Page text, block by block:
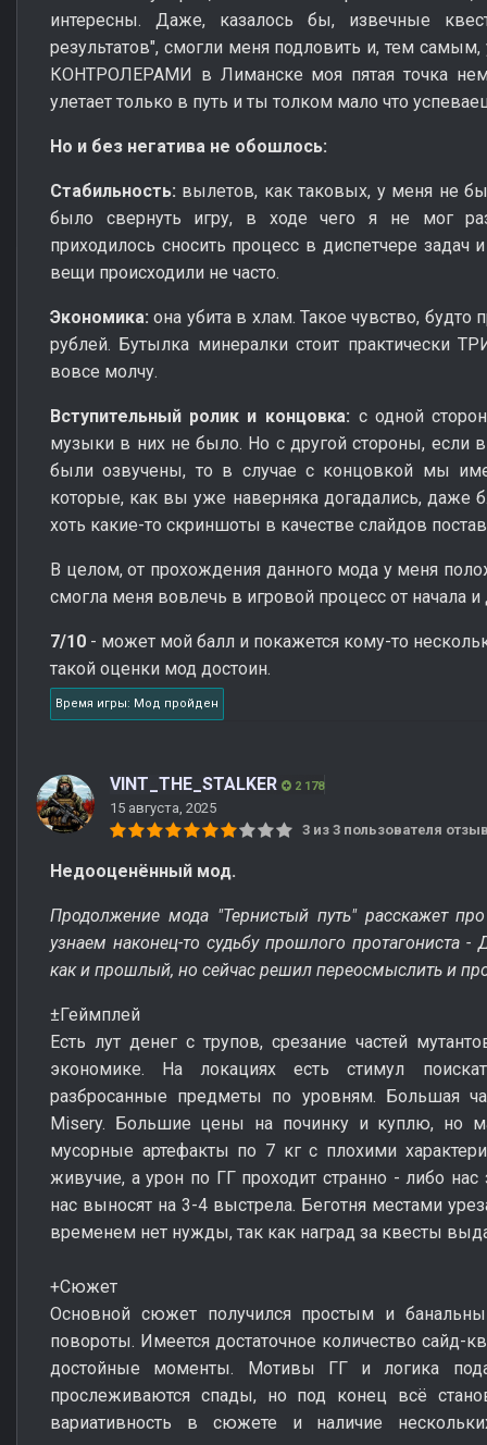
интересны. Даже, казалось бы, извечные
результатов", смогли меня подловить и, тем
КОНТРОЛЕРАМИ в Лиманске моя пятая точка
улетает только в путь и ты толком мало что
Но и без негатива не обошлось:
Стабильность: вылетов, как таковых, у меня не
было свернуть игру, в ходе чего я не мог
приходилось сносить процесс в диспетчере задач
вещи происходили не часто.
Экономика:она убита в хлам. Такое чувство,
рублей. Бутылка минералки стоит практически
вовсе молчу.
Вступительный ролик и концовка: с одной
музыки в них не было. Но с другой стороны, если
были озвучены, то в случае с концовкой мы
которые, как вы уже наверняка догадались,
хоть какие-то скриншоты в качестве слайдов
В целом, от прохождения данного мода у меня
смогла меня вовлечь в игровой процесс от начала
7/10 - может мой балл и покажется кому-то
такой оценки мод достоин.
Время игры: Мод пройден
VINT_THE_STALKER 2 178
15 августа, 2025
3 из 3 пользователя
Недооценённый мод.
Продолжение мода "Тернистый путь" расскажет
узнаем наконец-то судьбу прошлого протагониста
как и прошлый, но сейчас решил переосмыслить и
±Геймплей
Есть лут денег с трупов, срезание частей
экономике. На локациях есть стимул
разбросанные предметы по уровням. Большая
Misery. Большие цены на починку и куплю, но
мусорные артефакты по 7 кг с плохими
живучие, а урон по ГГ проходит странно - либо
нас выносят на 3-4 выстрела. Беготня местами
временем нет нужды, так как наград за квесты
+Сюжет
Основной сюжет получился простым и
повороты. Имеется достаточное количество сайд-
достойные моменты. Мотивы ГГ и логика
прослеживаются спады, но под конец всё
вариативность в сюжете и наличие